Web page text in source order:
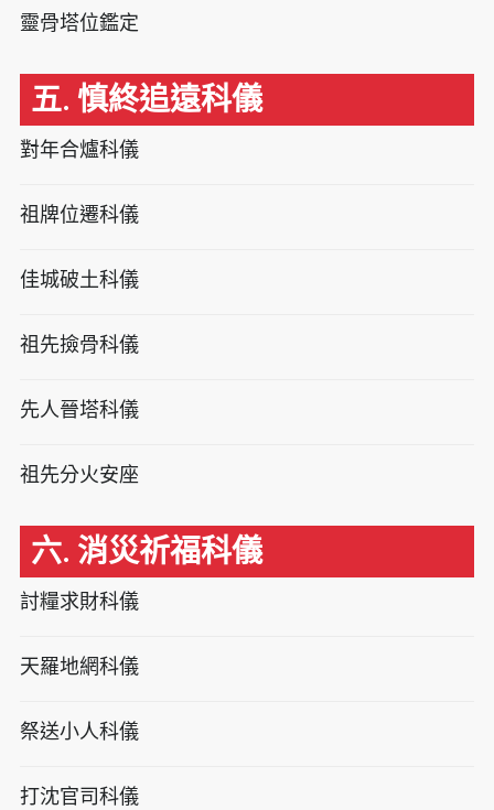
靈骨塔位鑑定
五. 慎終追遠科儀
對年合爐科儀
祖牌位遷科儀
佳城破土科儀
祖先撿骨科儀
先人晉塔科儀
祖先分火安座
六. 消災祈福科儀
討糧求財科儀
天羅地網科儀
祭送小人科儀
打沈官司科儀